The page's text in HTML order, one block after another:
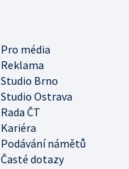
Pro média
Reklama
Studio Brno
Studio Ostrava
Rada ČT
Kariéra
Podávání námětů
Časté dotazy